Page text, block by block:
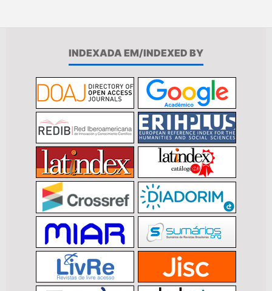
INDEXADA EM/INDEXED BY